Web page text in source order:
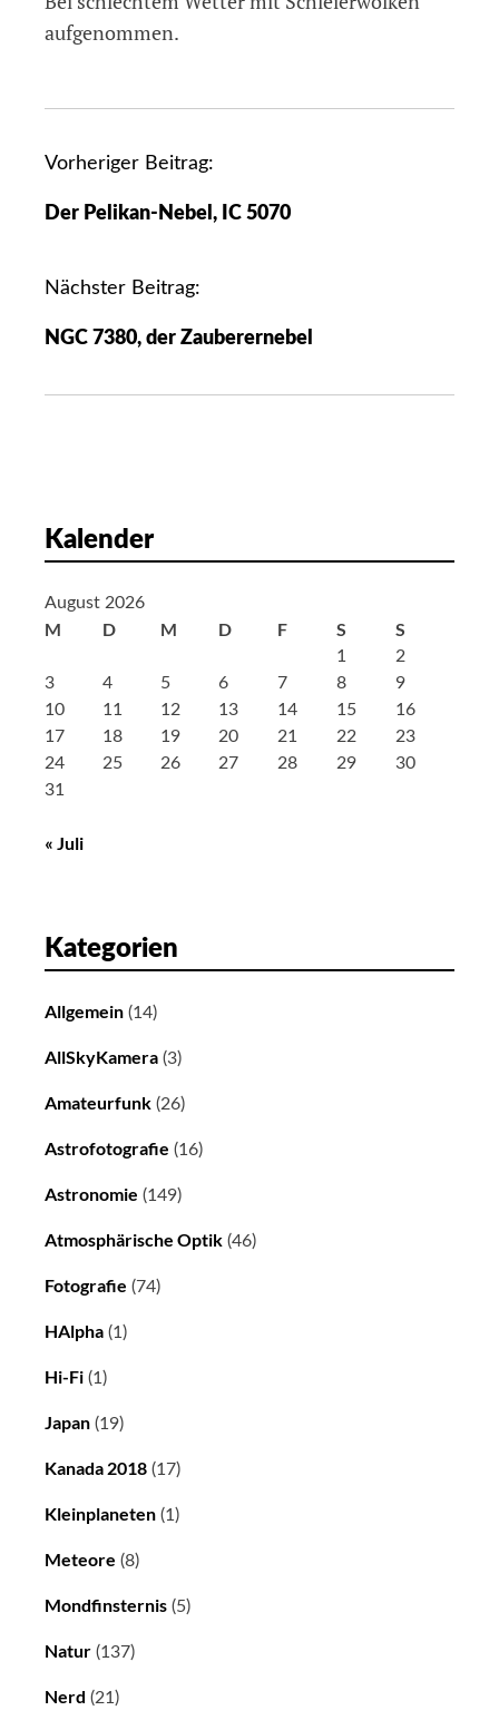
aufgenommen.
B
i
r
g
g
a
i
n
Vorheriger Beitrag:
Der Pelikan-Nebel, IC 5070
Nächster Beitrag:
NGC 7380, der Zauberernebel
Kalender
August 2026
M D M D F S S
1
2
3
4 5 6 7 8
9
10
11 12 13 14 15
16
17
18 19 20 21 22
23
24
25 26 27 28 29
30
31
« Juli
Kategorien
Allgemein (14)
AllSkyKamera (3)
Amateurfunk (26)
Astrofotografie (16)
Astronomie (149)
Atmosphärische Optik (46)
Fotografie (74)
HAlpha (1)
Hi-Fi (1)
Japan (19)
Kanada 2018 (17)
Kleinplaneten (1)
Meteore (8)
Mondfinsternis (5)
Natur (137)
Nerd (21)